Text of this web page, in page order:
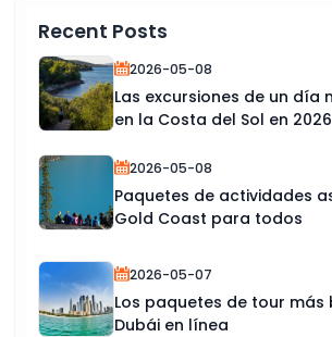
Recent Posts
2026-05-08
Las excursiones de un día
en la Costa del Sol en 2026
2026-05-08
Paquetes de actividades
Gold Coast para todos
2026-05-07
Los paquetes de tour
Dubái en línea